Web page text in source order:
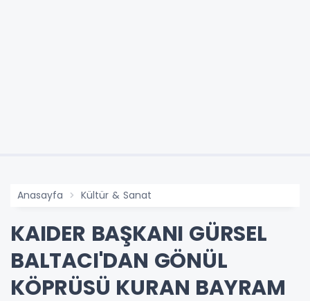
Anasayfa Kültür & Sanat
KAIDER BAŞKANI GÜRSEL
BALTACI'DAN GÖNÜL
KÖPRÜSÜ KURAN BAYRAM